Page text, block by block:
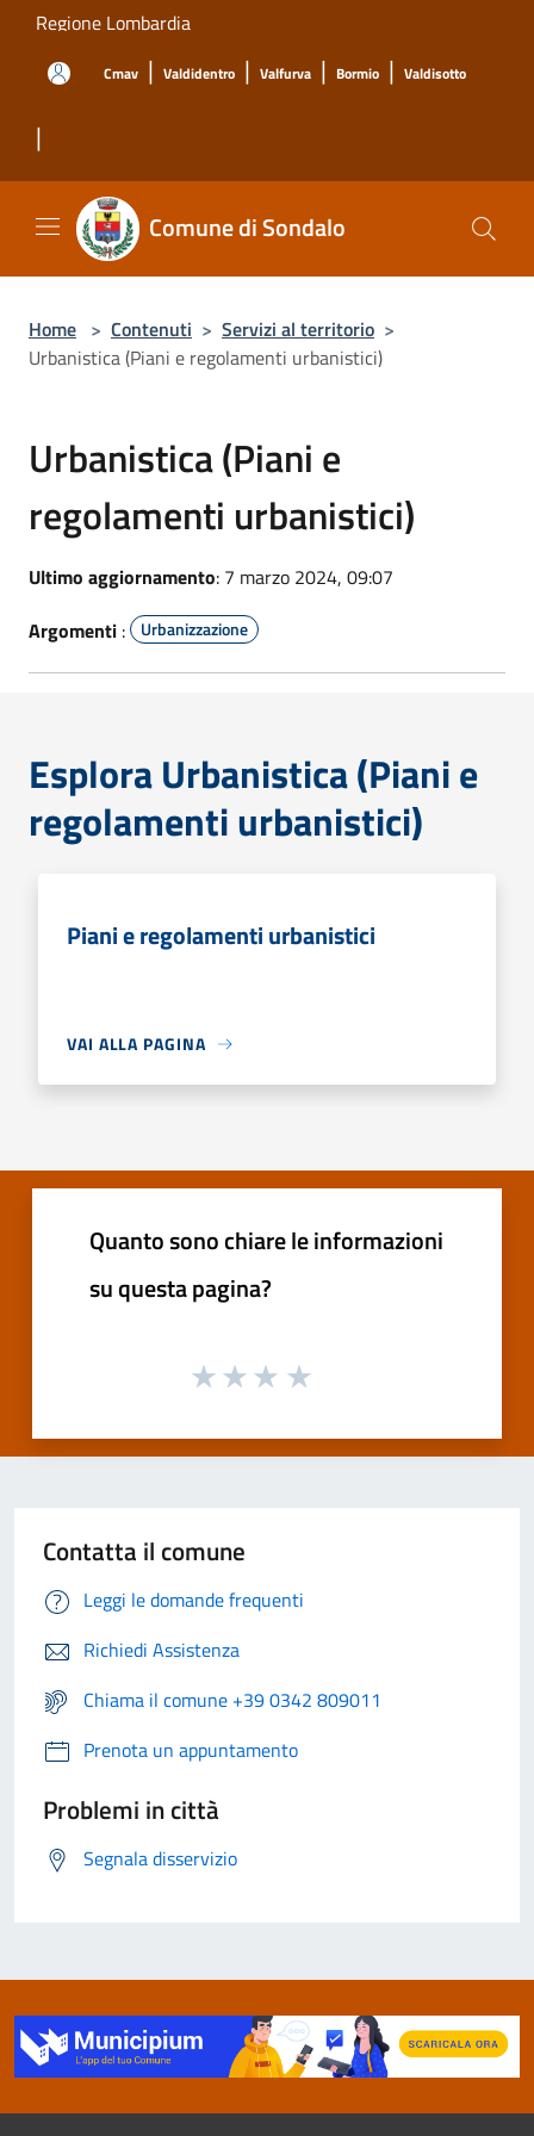
Salta al contenuto principale
Regione Lombardia
Cmav | Valdidentro | Valfurva | Bormio | Valdisotto
|
Comune di Sondalo
Home > Contenuti > Servizi al territorio >
Urbanistica (Piani e regolamenti urbanistici)
Urbanistica (Piani e
regolamenti urbanistici)
Ultimo aggiornamento: 7 marzo 2024, 09:07
Argomenti : Urbanizzazione
Esplora Urbanistica (Piani e
regolamenti urbanistici)
Piani e regolamenti urbanistici
VAI ALLA PAGINA
Quanto sono chiare le informazioni
su questa pagina?
Contatta il comune
Leggi le domande frequenti
Richiedi Assistenza
Chiama il comune +39 0342 809011
Prenota un appuntamento
Problemi in città
Segnala disservizio